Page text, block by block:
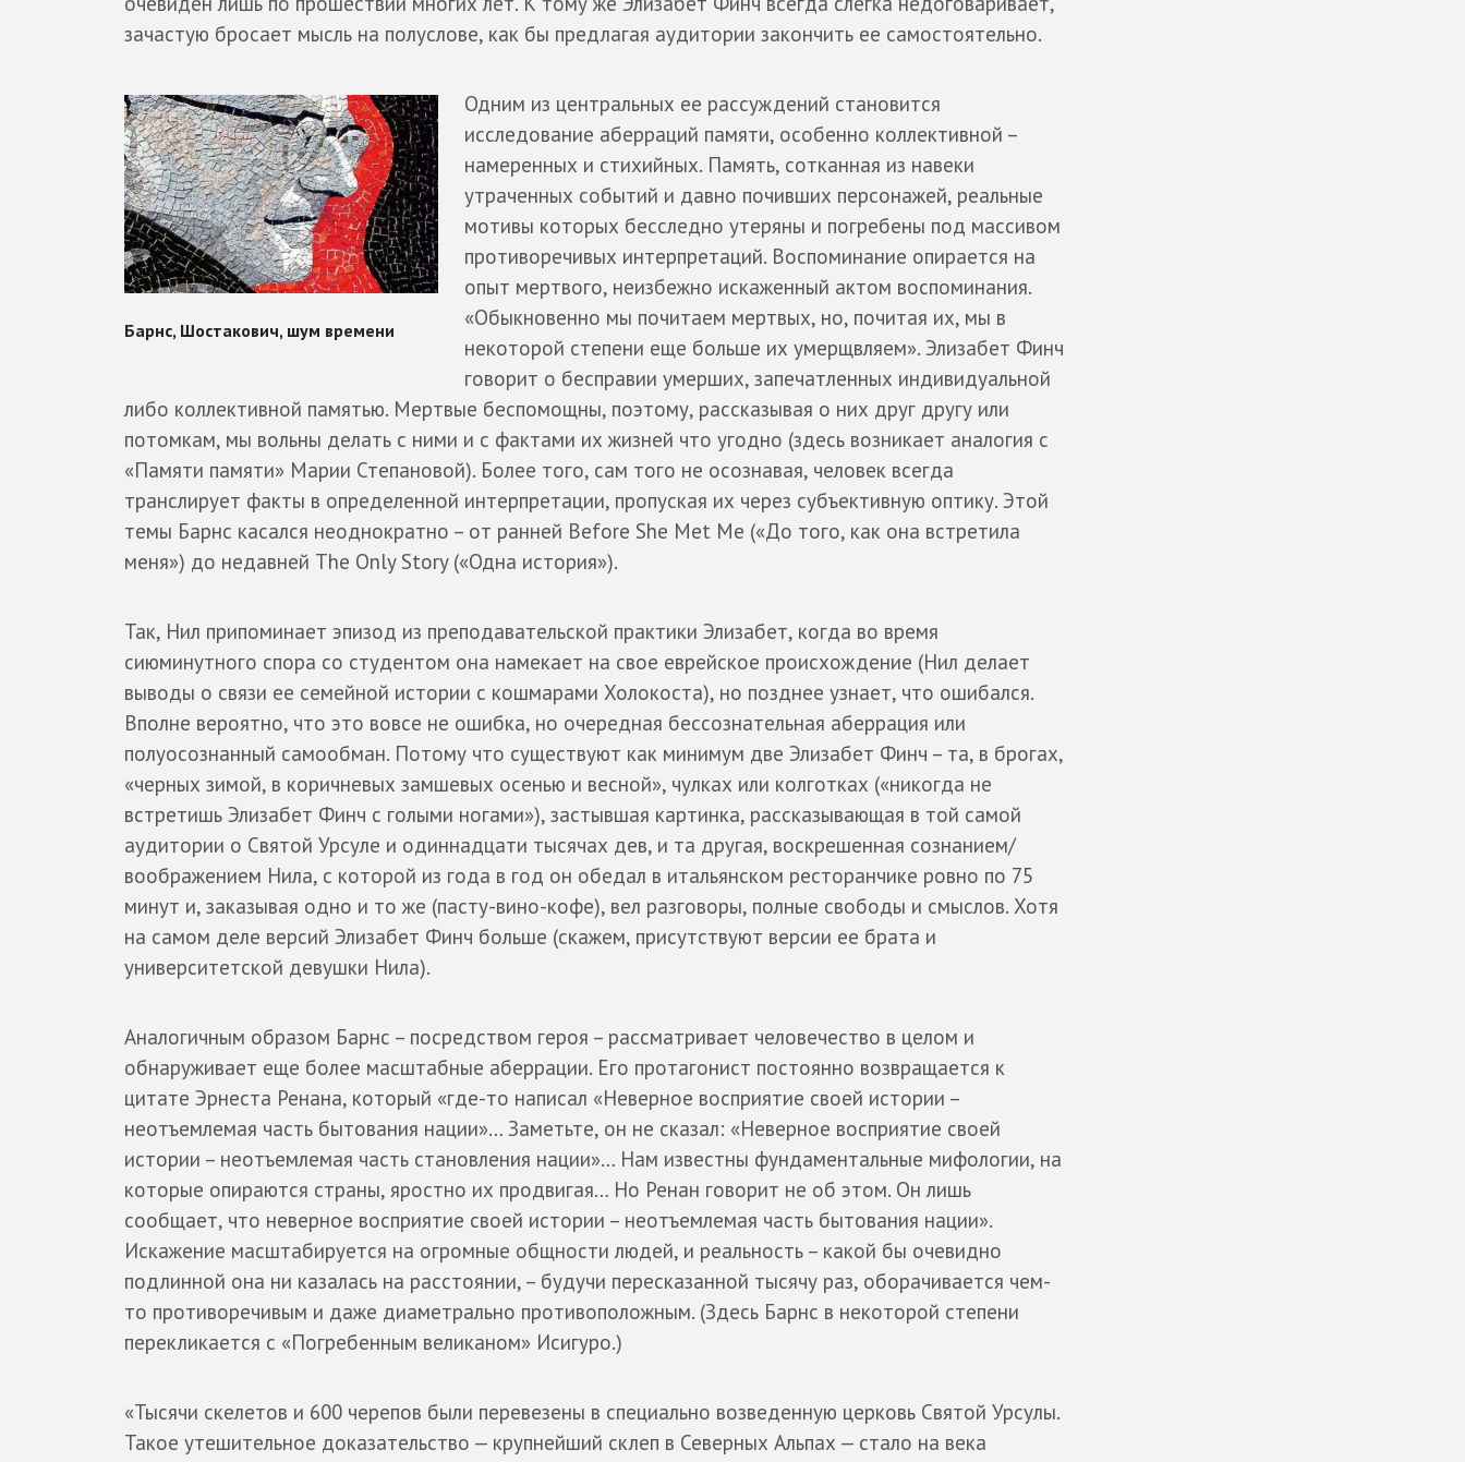
зачастую бросает мысль на полуслове, как бы предлагая аудитории закончить ее самостоятельно.
Одним из центральных ее рассуждений становится
исследование аберраций памяти, особенно коллективной –
намеренных и стихийных. Память, сотканная из навеки
утраченных событий и давно почивших персонажей, реальные
мотивы которых бесследно утеряны и погребены под массивом
противоречивых интерпретаций. Воспоминание опирается на
опыт мертвого, неизбежно искаженный актом воспоминания.
«Обыкновенно мы почитаем мертвых, но, почитая их, мы в
некоторой степени еще больше их умерщвляем». Элизабет Финч
говорит о бесправии умерших, запечатленных индивидуальной
либо коллективной памятью. Мертвые беспомощны, поэтому, рассказывая о них друг другу или
потомкам, мы вольны делать с ними и с фактами их жизней что угодно (здесь возникает аналогия с
«Памяти памяти» Марии Степановой). Более того, сам того не осознавая, человек всегда
транслирует факты в определенной интерпретации, пропуская их через субъективную оптику. Этой
темы Барнс касался неоднократно – от ранней Before She Met Me («До того, как она встретила
меня») до недавней The Only Story («Одна история»).
Так, Нил припоминает эпизод из преподавательской практики Элизабет, когда во время
сиюминутного спора со студентом она намекает на свое еврейское происхождение (Нил делает
выводы о связи ее семейной истории с кошмарами Холокоста), но позднее узнает, что ошибался.
Вполне вероятно, что это вовсе не ошибка, но очередная бессознательная аберрация или
полуосознанный самообман. Потому что существуют как минимум две Элизабет Финч – та, в брогах,
«черных зимой, в коричневых замшевых осенью и весной», чулках или колготках («никогда не
встретишь Элизабет Финч с голыми ногами»), застывшая картинка, рассказывающая в той самой
аудитории о Святой Урсуле и одиннадцати тысячах дев, и та другая, воскрешенная сознанием/
воображением Нила, с которой из года в год он обедал в итальянском ресторанчике ровно по 75
минут и, заказывая одно и то же (пасту-вино-кофе), вел разговоры, полные свободы и смыслов. Хотя
на самом деле версий Элизабет Финч больше (скажем, присутствуют версии ее брата и
университетской девушки Нила).
Аналогичным образом Барнс – посредством героя – рассматривает человечество в целом и
обнаруживает еще более масштабные аберрации. Его протагонист постоянно возвращается к
цитате Эрнеста Ренана, который «где-то написал «Неверное восприятие своей истории –
неотъемлемая часть бытования нации»… Заметьте, он не сказал: «Неверное восприятие своей
истории – неотъемлемая часть становления нации»… Нам известны фундаментальные мифологии, на
которые опираются страны, яростно их продвигая… Но Ренан говорит не об этом. Он лишь
сообщает, что неверное восприятие своей истории – неотъемлемая часть бытования нации».
Искажение масштабируется на огромные общности людей, и реальность – какой бы очевидно
подлинной она ни казалась на расстоянии, – будучи пересказанной тысячу раз, оборачивается чем-
то противоречивым и даже диаметрально противоположным. (Здесь Барнс в некоторой степени
перекликается с «Погребенным великаном» Исигуро.)
«Тысячи скелетов и 600 черепов были перевезены в специально возведенную церковь Святой Урсулы.
Такое утешительное доказательство — крупнейший склеп в Северных Альпах — стало на века